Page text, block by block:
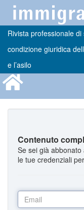
Rivista professionale
condizione giuridica
e l’asilo
Contenuto
Se sei già
le tue credenziali